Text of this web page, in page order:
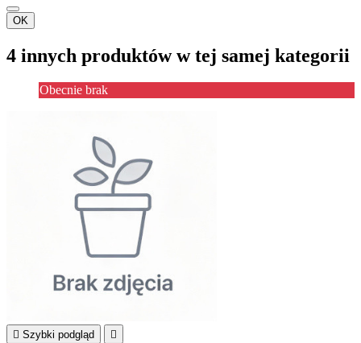
OK
4 innych produktów w tej samej kategorii
Obecnie brak
 Szybki podgląd 